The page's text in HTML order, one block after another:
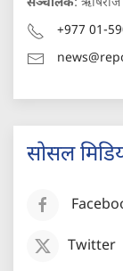
+977 01-
सोसल
Twitter